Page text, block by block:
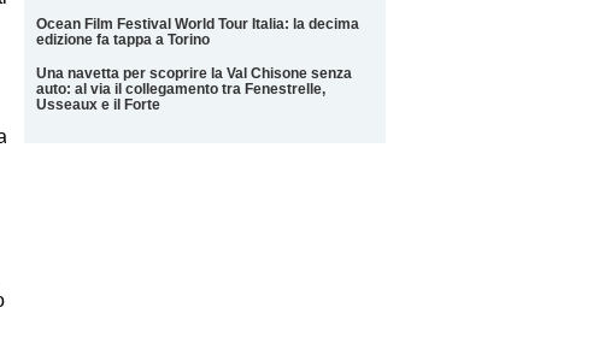
Ocean Film Festival World Tour Italia: la decima
edizione fa tappa a Torino
Una navetta per scoprire la Val Chisone senza
auto: al via il collegamento tra Fenestrelle,
Usseaux e il Forte